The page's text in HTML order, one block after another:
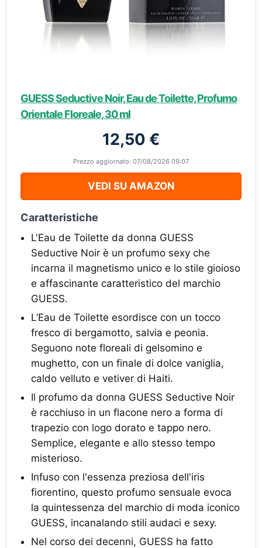
GUESS Seductive Noir, Eau de Toilette, Profumo
Orientale Floreale, 30 ml
12,50 €
Prezzo aggiornato: 07/08/2026 09:07
VEDI SU AMAZON
Caratteristiche
L'Eau de Toilette da donna GUESS
Seductive Noir è un profumo sexy che
incarna il magnetismo unico e lo stile gioioso
e affascinante caratteristico del marchio
GUESS.
L’Eau de Toilette esordisce con un tocco
fresco di bergamotto, salvia e peonia.
Seguono note floreali di gelsomino e
mughetto, con un finale di dolce vaniglia,
caldo velluto e vetiver di Haiti.
Il profumo da donna GUESS Seductive Noir
è racchiuso in un flacone nero a forma di
trapezio con logo dorato e tappo nero.
Semplice, elegante e allo stesso tempo
misterioso.
Infuso con l'essenza preziosa dell'iris
fiorentino, questo profumo sensuale evoca
la quintessenza del marchio di moda iconico
GUESS, incanalando stili audaci e sexy.
Nel corso dei decenni, GUESS ha fatto